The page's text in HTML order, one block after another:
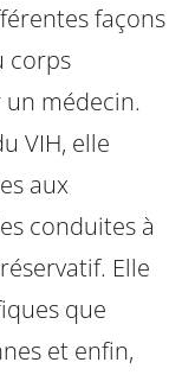
façons
corps
médecin.
VIH, elle
aux
conduites à
Elle
que
et enfin,